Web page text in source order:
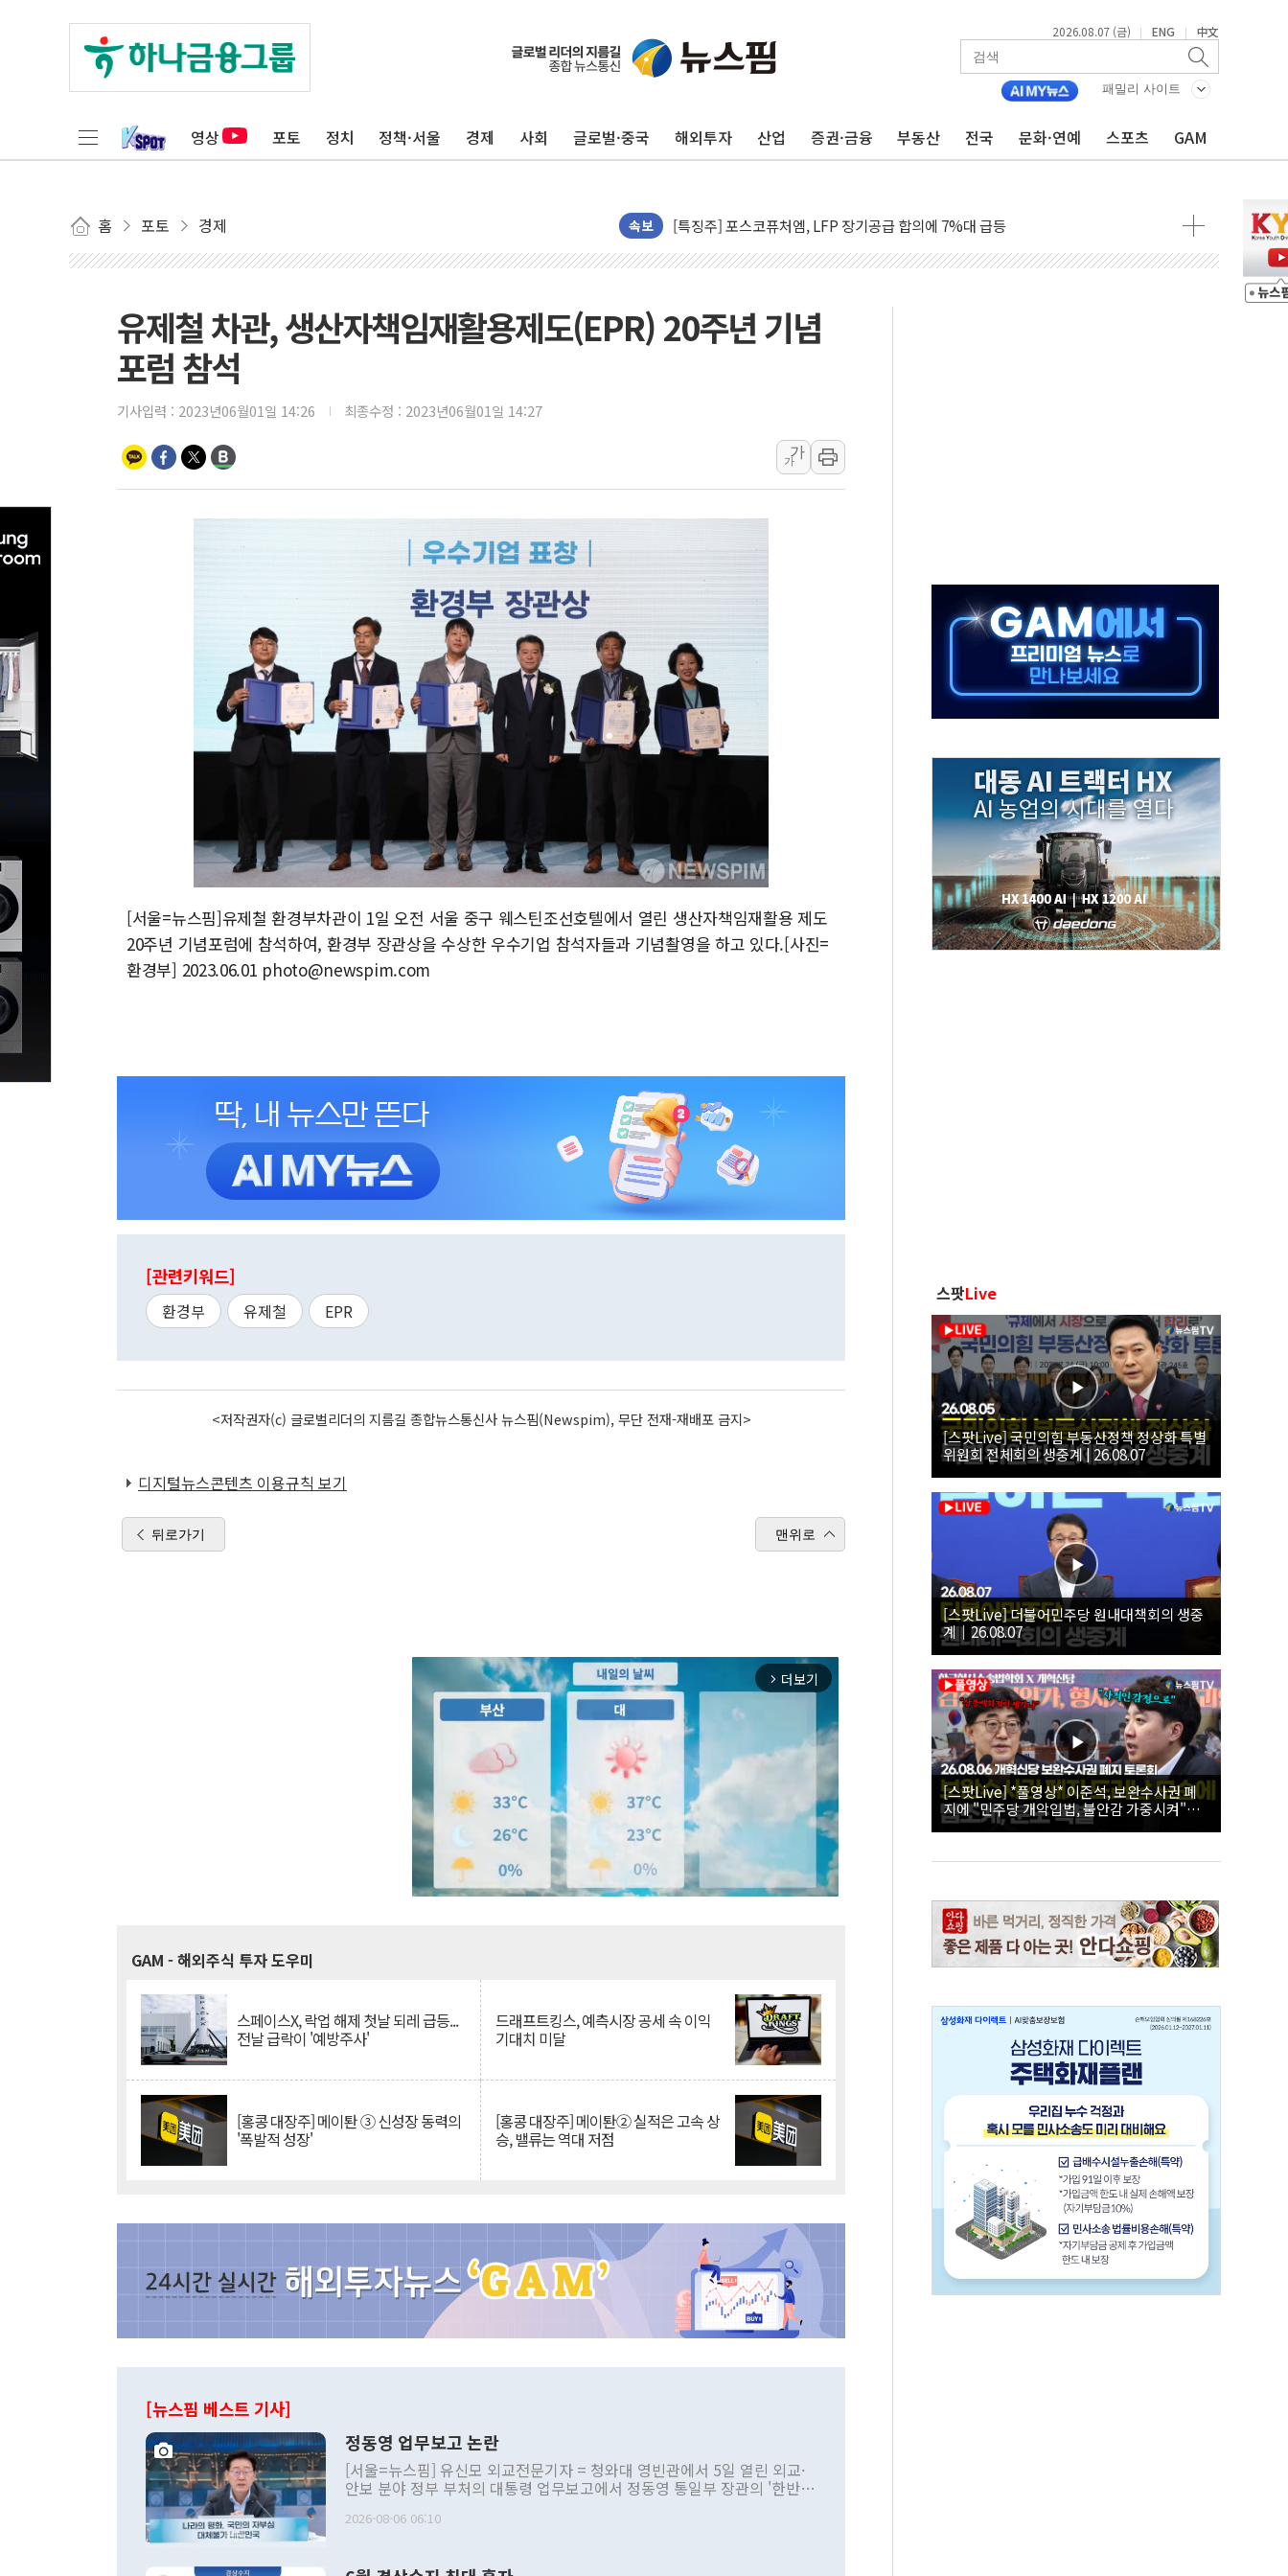
2026.08.07 (금) | ENG | 中文
패밀리 사이트
영상 포토 정치 정책·서울 경제 사회 글로벌·중국 해외투자 산업 증권·금융 부동산 전국 문화·연예 스포츠 GAM
홈 포토 경제 속보
"35초마다 중국과 통신"...美보안기업, 중국제 공유기서 '백도어' 발견
한병도 "막말 정치를 좌시하지 않겠다"
원내대책회의 참석하는 한병도
[컨콜] 네이버, 멤버십 연계 배송 혜택 강화...새벽 배송 도입 예정
[컨콜] 네이버 AI탭, 올해 안으로 부동산과 건강까지 영역 확장 예정
HDC랩스, 'BUILD CON SUMMIT 2026' 참가
와이즈버즈, 상반기 매출 245억원…순이익 흑자 전환
[컨콜] 네이버, AI탭 월간 활성 이용자수 1000만 돌파
[컨콜] 네이버, "엔비디아와 공고한 파트너십 이어갈 예정"
교원그룹 펫 프렌들리 호텔 '키녹', 30일 2주년 기념 행사
벤처업계 "정부 세제개편안 환영...RSU 세제지원 긍정 검토되길"
유제철 차관, 생산자책임재활용제도(EPR) 20주년 기념
포럼 참석
기사입력 : 2023년06월01일 14:26 최종수정 : 2023년06월01일 14:27
가
가
[서울=뉴스핌]유제철 환경부차관이 1일 오전 서울 중구 웨스틴조선호텔에서 열린 생산자책임재활용 제도
20주년 기념포럼에 참석하여, 환경부 장관상을 수상한 우수기업 참석자들과 기념촬영을 하고 있다.[사진=
환경부] 2023.06.01 photo@newspim.com
[관련키워드]
환경부 유제철 EPR
<저작권자(c) 글로벌리더의 지름길 종합뉴스통신사 뉴스핌(Newspim), 무단 전재-재배포 금지>
디지털뉴스콘텐츠 이용규칙 보기
뒤로가기 맨위로
arrow_forward_ios 더보기
GAM - 해외주식 투자 도우미
스페이스X, 락업 해제 첫날 되레 급등...
전날 급락이 '예방주사'
드래프트킹스, 예측시장 공세 속 이익
기대치 미달
[홍콩 대장주] 메이퇀 ③ 신성장 동력의
'폭발적 성장'
[홍콩 대장주] 메이퇀② 실적은 고속 상
승, 밸류는 역대 저점
[뉴스핌 베스트 기사]
정동영 업무보고 논란
[서울=뉴스핌] 유신모 외교전문기자 = 청와대 영빈관에서 5일 열린 외교·
안보 분야 정부 부처의 대통령 업무보고에서 정동영 통일부 장관의 '한반도
발언 중에는 정부 내 조율을 거치지 않은 사안을 정책으로 추진하겠다고 공
2026-08-06 06:10
스팟Live
[스팟Live] 국민의힘 부동산정책 정상화 특별
위원회 전체회의 생중계 | 26.08.07
[스팟Live] 더불어민주당 원내대책회의 생중
계｜26.08.07
[스팟Live] *풀영상* 이준석, 보완수사권 폐
지에 "민주당 개악입법, 불안감 가중시켜"｜
26.08.06 개혁신당 보완수사권 폐지 토론회